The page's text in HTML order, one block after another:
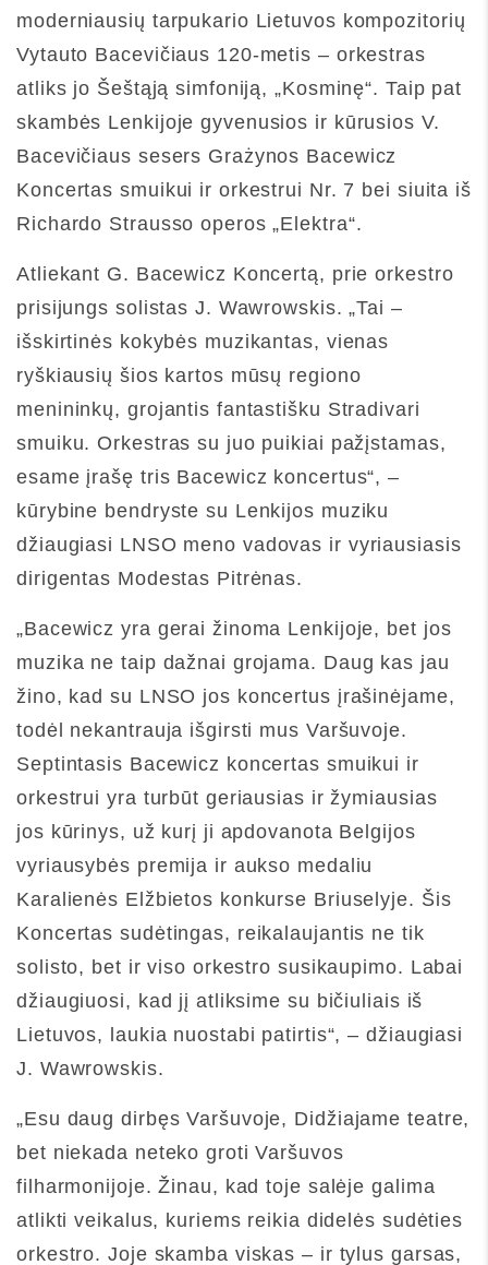
moderniausių tarpukario Lietuvos kompozitorių
Vytauto Bacevičiaus 120-metis – orkestras
atliks jo Šeštąją simfoniją, „Kosminę“. Taip pat
skambės Lenkijoje gyvenusios ir kūrusios V.
Bacevičiaus sesers Grażynos Bacewicz
Koncertas smuikui ir orkestrui Nr. 7 bei siuita iš
Richardo Strausso operos „Elektra“.
Atliekant G. Bacewicz Koncertą, prie orkestro
prisijungs solistas J. Wawrowskis. „Tai –
išskirtinės kokybės muzikantas, vienas
ryškiausių šios kartos mūsų regiono
menininkų, grojantis fantastišku Stradivari
smuiku. Orkestras su juo puikiai pažįstamas,
esame įrašę tris Bacewicz koncertus“, –
kūrybine bendryste su Lenkijos muziku
džiaugiasi LNSO meno vadovas ir vyriausiasis
dirigentas Modestas Pitrėnas.
„Bacewicz yra gerai žinoma Lenkijoje, bet jos
muzika ne taip dažnai grojama. Daug kas jau
žino, kad su LNSO jos koncertus įrašinėjame,
todėl nekantrauja išgirsti mus Varšuvoje.
Septintasis Bacewicz koncertas smuikui ir
orkestrui yra turbūt geriausias ir žymiausias
jos kūrinys, už kurį ji apdovanota Belgijos
vyriausybės premija ir aukso medaliu
Karalienės Elžbietos konkurse Briuselyje. Šis
Koncertas sudėtingas, reikalaujantis ne tik
solisto, bet ir viso orkestro susikaupimo. Labai
džiaugiuosi, kad jį atliksime su bičiuliais iš
Lietuvos, laukia nuostabi patirtis“, – džiaugiasi
J. Wawrowskis.
„Esu daug dirbęs Varšuvoje, Didžiajame teatre,
bet niekada neteko groti Varšuvos
filharmonijoje. Žinau, kad toje salėje galima
atlikti veikalus, kuriems reikia didelės sudėties
orkestro. Joje skamba viskas – ir tylus garsas,